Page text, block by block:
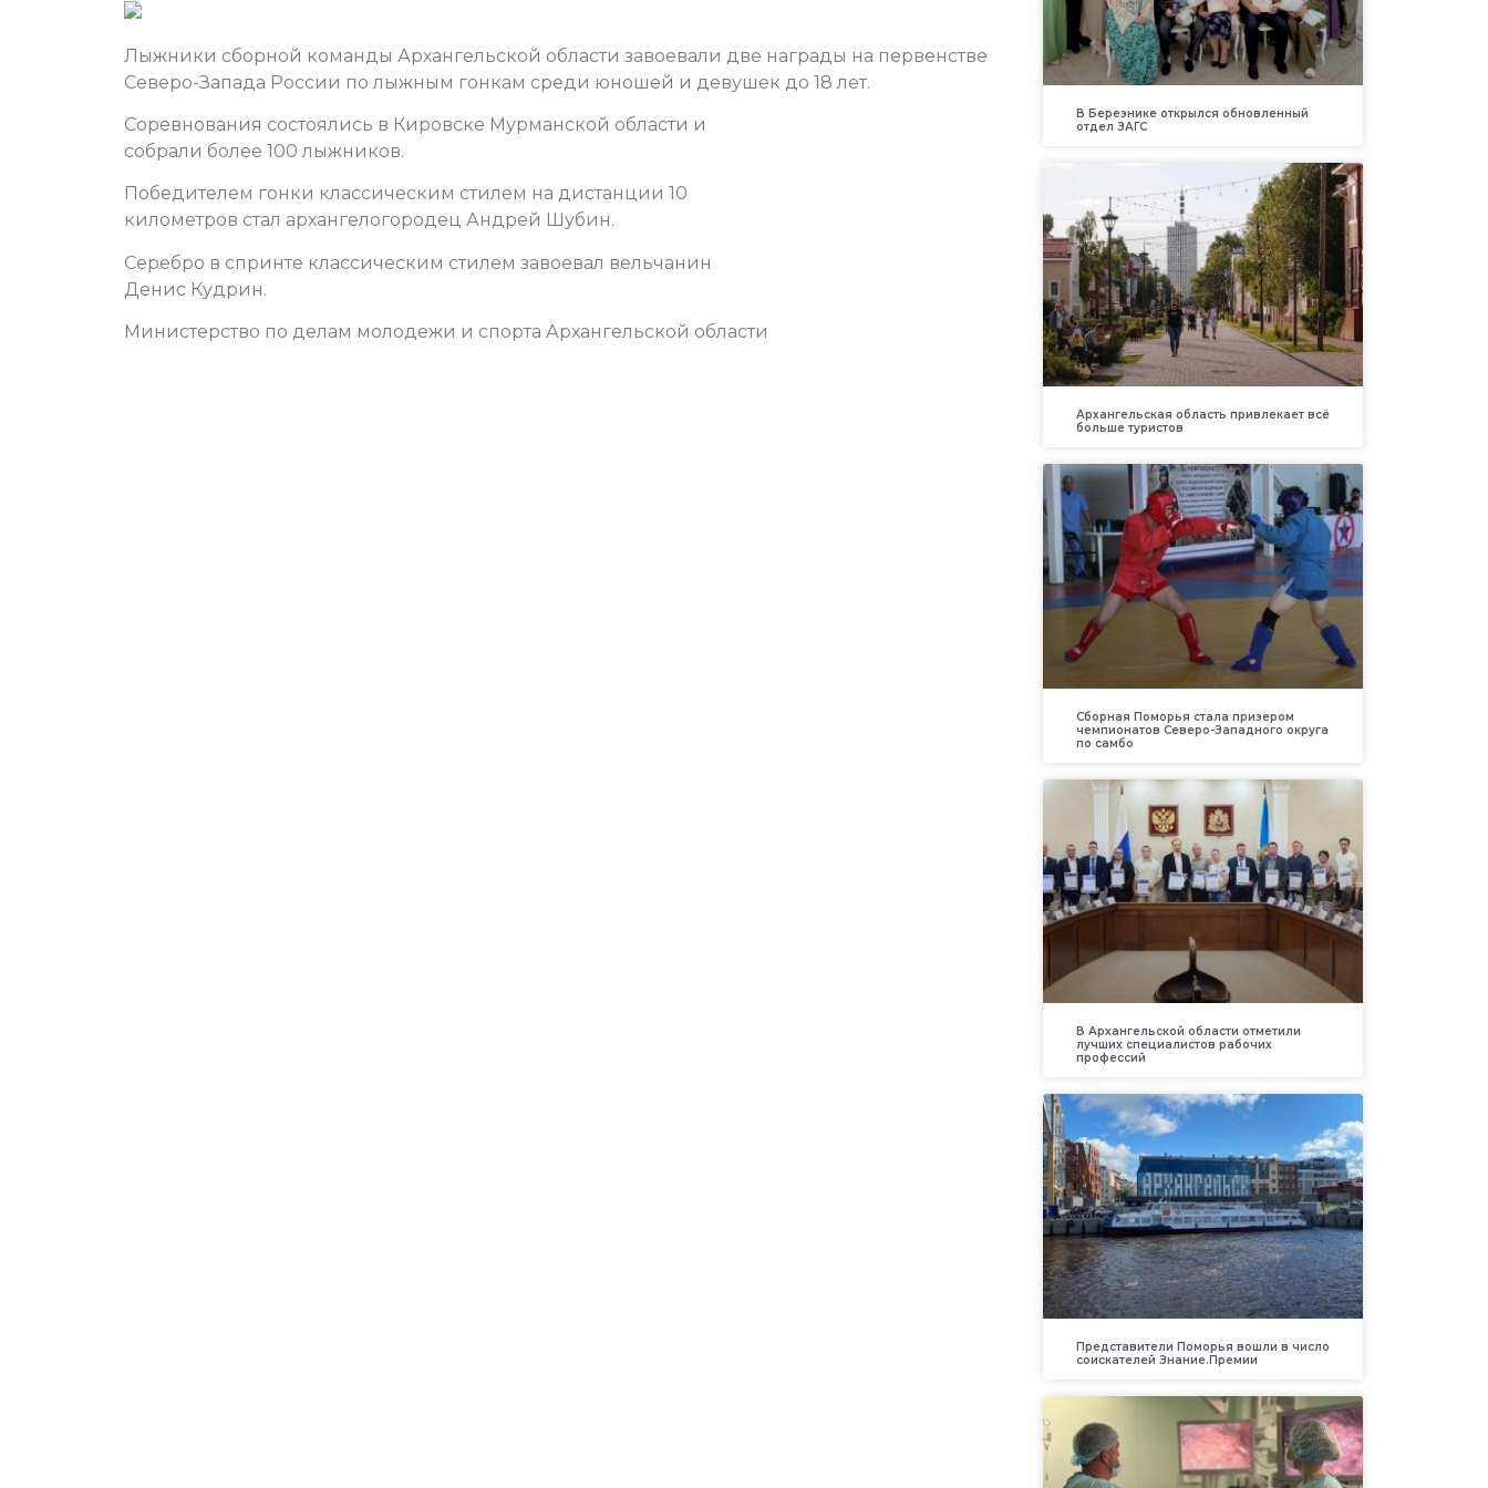
Лыжники сборной команды Архангельской области завоевали две награды на первенстве
Северо-Запада России по лыжным гонкам среди юношей и девушек до 18 лет.
Соревнования состоялись в Кировске Мурманской области и
собрали более 100 лыжников.
Победителем гонки классическим стилем на дистанции 10
километров стал архангелогородец Андрей Шубин.
Серебро в спринте классическим стилем завоевал вельчанин
Денис Кудрин.
Министерство по делам молодежи и спорта Архангельской области
В Березнике открылся обновленный
отдел ЗАГС
Архангельская область привлекает всё
больше туристов
Сборная Поморья стала призером
чемпионатов Северо-Западного округа
по самбо
В Архангельской области отметили
лучших специалистов рабочих
профессий
Представители Поморья вошли в число
соискателей Знание.Премии